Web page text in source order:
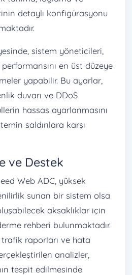
detaylı konfigürasyonu
sistem yöneticileri,
en üst düzeye
yapabilir. Bu ayarlar,
duvarı ve DDoS
hassas ayarlanmasını
saldırılara karşı
ve Destek
Web ADC, yüksek
sunan bir sistem olsa
aksaklıklar için
rehberi bulunmaktadır.
trafik raporları ve hata
analizler,
tespit edilmesinde